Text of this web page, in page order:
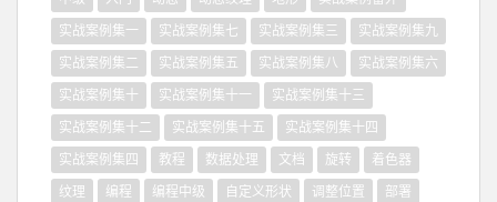
实战案例集一
实战案例集七 实战案例集三
实战案例集九
实战案例集二
实战案例集五 实战案例集八
实战案例集六
实战案例集十
实战案例集十一
实战案例集十三
实战案例集十二
实战案例集十五
实战案例集十四
实战案例集四
教程 数据处理 文档 旋转
着色器
纹理
编程 编程中级 自定义形状 调整位置
部署